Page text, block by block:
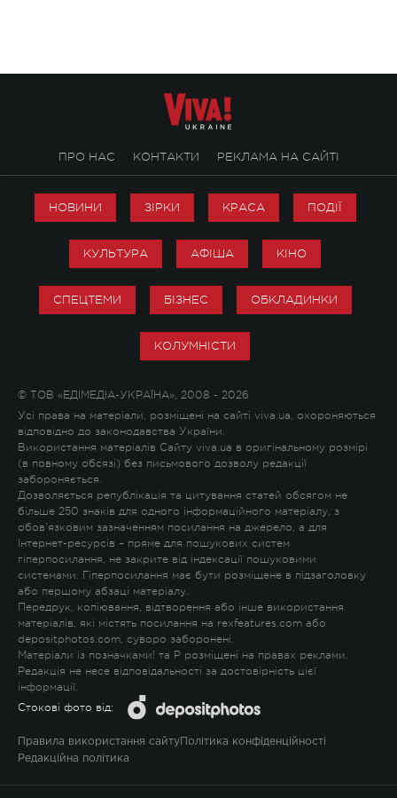
ПРО НАС КОНТАКТИ РЕКЛАМА НА САЙТІ
НОВИНИ ЗІРКИ КРАСА ПОДІЇ
КУЛЬТУРА АФІША КІНО
СПЕЦТЕМИ БІЗНЕС ОБКЛАДИНКИ
КОЛУМНІСТИ
© ТОВ «ЕДІМЕДІА-УКРАЇНА», 2008 - 2026
Усі права на матеріали, розміщені на сайті viva.ua, охороняються
відповідно до законодавства України.
Використання матеріалів Сайту viva.ua в оригінальному розмірі
(в повному обсязі) без письмового дозволу редакції
забороняється.
Дозволяється републікація та цитування статей обсягом не
більше 250 знаків для одного інформаційного матеріалу, з
обов'язковим зазначенням посилання на джерело, а для
Інтернет-ресурсів – пряме для пошукових систем
гіперпосилання, не закрите від індексації пошуковими
системами. Гіперпосилання має бути розміщене в підзаголовку
або першому абзаці матеріалу.
Передрук, копіювання, відтворення або інше використання
матеріалів, які містять посилання на rexfeatures.com або
depositphotos.com, суворо заборонені.
Матеріали із позначками! та P розміщені на правах реклами.
Редакція не несе відповідальності за достовірність цієї
інформації.
Стокові фото від:
Правила використання сайту Політика конфіденційності
Редакційна політика